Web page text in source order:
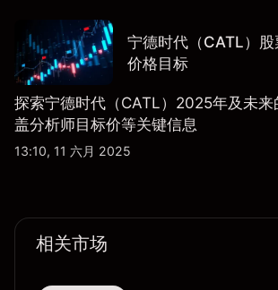
宁德时代（CATL）
价格目标
探索宁德时代（CATL）2025年及未来
盖分析师目标价等关键信息
13:10, 11 六月 2025
相关市场